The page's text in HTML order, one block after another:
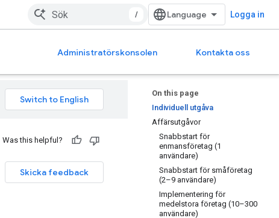
/ Logga in
Administratörskonsolen Kontakta oss
On this page
Individuell utgåva
Affärsutgåvor
Snabbstart för
enmansföretag (1
användare)
Snabbstart för småföretag
(2–9 användare)
Implementering för
medelstora företag (10–300
användare)
Was this helpful?
Skicka feedback